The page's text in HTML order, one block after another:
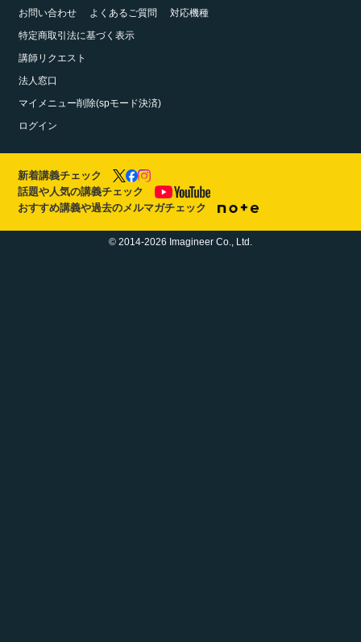
お問い合わせ
よくあるご質問
対応機種
特定商取引法に基づく表示
講師リクエスト
法人窓口
マイメニュー削除(spモード決済)
ログイン
新着講義チェック
話題や人気の講義チェック
おすすめ講義や過去のメルマガチェック
© 2014-2026 Imagineer Co., Ltd.